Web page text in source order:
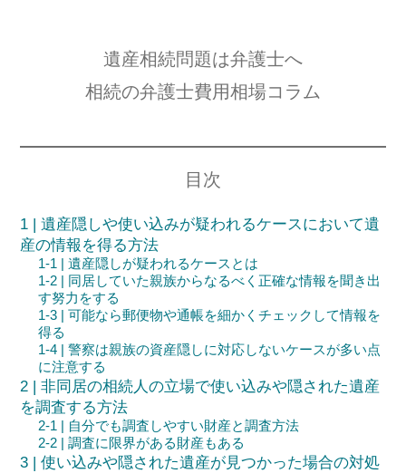
遺産相続問題は弁護士へ
相続の弁護士費用相場コラム
目次
1 | 遺産隠しや使い込みが疑われるケースにおいて遺
産の情報を得る方法
1-1 | 遺産隠しが疑われるケースとは
1-2 | 同居していた親族からなるべく正確な情報を聞き出
す努力をする
1-3 | 可能なら郵便物や通帳を細かくチェックして情報を
得る
1-4 | 警察は親族の資産隠しに対応しないケースが多い点
に注意する
2 | 非同居の相続人の立場で使い込みや隠された遺産
を調査する方法
2-1 | 自分でも調査しやすい財産と調査方法
2-2 | 調査に限界がある財産もある
3 | 使い込みや隠された遺産が見つかった場合の対処